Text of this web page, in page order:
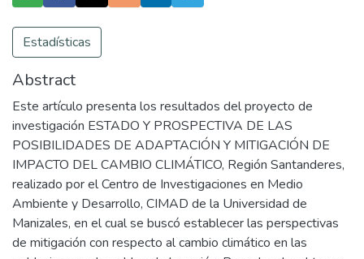
Estadísticas
Abstract
Este artículo presenta los resultados del proyecto de
investigación ESTADO Y PROSPECTIVA DE LAS
POSIBILIDADES DE ADAPTACIÓN Y MITIGACIÓN DE
IMPACTO DEL CAMBIO CLIMÁTICO, Región Santanderes,
realizado por el Centro de Investigaciones en Medio
Ambiente y Desarrollo, CIMAD de la Universidad de
Manizales, en el cual se buscó establecer las perspectivas
de mitigación con respecto al cambio climático en las